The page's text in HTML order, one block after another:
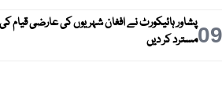
09پشاور ہائیکورٹ نے افغان شہریوں کی عارضی قیام
مسترد کر دیں